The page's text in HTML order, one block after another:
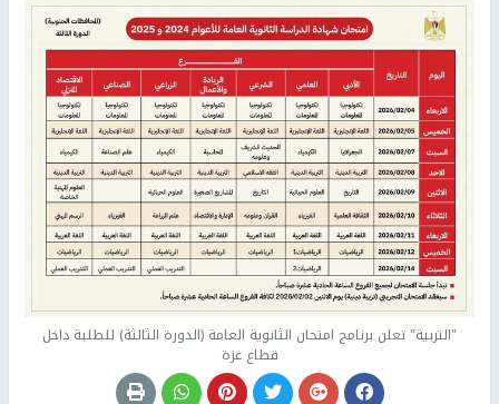
"التربية" تعلن برنامج امتحان الثانوية العامة (الدورة الثالثة) للطلبة داخل
قطاع غزة